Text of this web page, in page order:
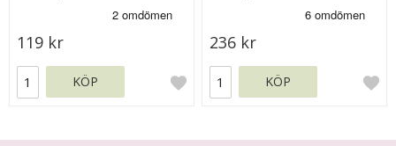
119 kr
KÖP
236 kr
KÖP